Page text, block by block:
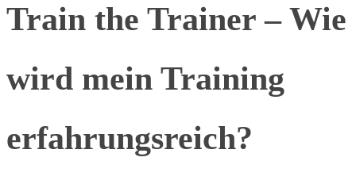
Train the Trainer – Wie
wird mein Training
erfahrungsreich?